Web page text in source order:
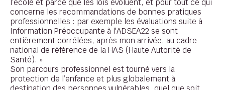
l’école et parce que les lois évoluent, et pour tout ce qui
concerne les recommandations de bonnes pratiques
professionnelles : par exemple les évaluations suite à
Information Préoccupante à l'ADSEA22 se sont
entièrement corrélées, après mon arrivée, au cadre
national de référence de la HAS (Haute Autorité de
Santé). »
Son parcours professionnel est tourné vers la
protection de l’enfance et plus globalement à
destination des personnes vulnérables, quel que soit